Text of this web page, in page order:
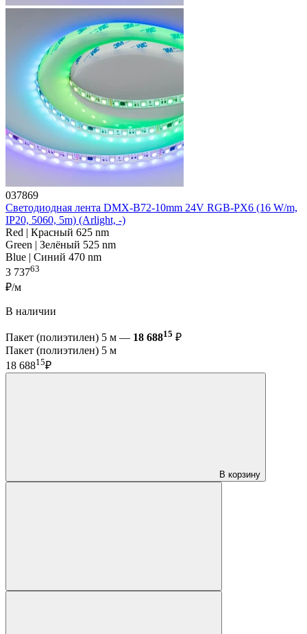
037869
Светодиодная лента DMX-B72-10mm 24V RGB-PX6 (16 W/m,
IP20, 5060, 5m) (Arlight, -)
Red | Красный 625 nm
Green | Зелёный 525 nm
Blue | Синий 470 nm
3 73763
₽/м
В наличии
Пакет (полиэтилен) 5 м — 18 68815 ₽
Пакет (полиэтилен) 5 м
18 68815₽
В корзину